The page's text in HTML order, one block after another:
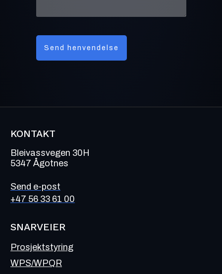
Send henvendelse
KONTAKT
Bleivassvegen 30H
5347 Ågotnes
Send e-post
+47 56 33 61 00
SNARVEIER
Prosjektstyring
WPS/WPQR